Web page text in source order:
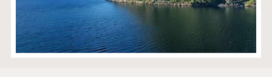
Кушадасъ
Дидим
САМОЛЕТНИ ПРОГРАМИ
ХОТЕЛИ В БЪЛГАРИЯ